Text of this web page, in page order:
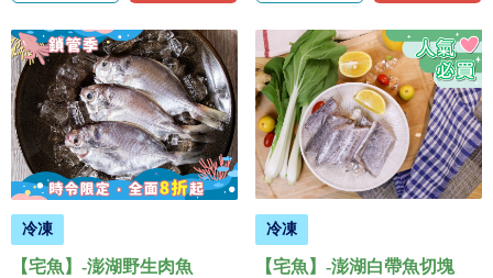
冷凍
【宅魚】-澎湖野生肉魚
冷凍
【宅魚】-澎湖白帶魚切塊